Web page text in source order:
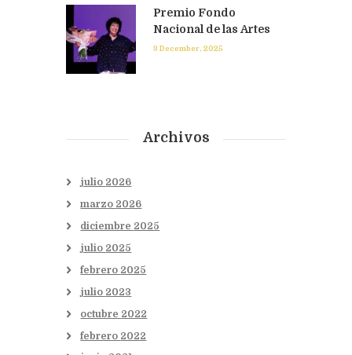
Premio Fondo
Nacional de las Artes
3 December, 2025
Archivos
julio 2026
marzo 2026
diciembre 2025
julio 2025
febrero 2025
julio 2023
octubre 2022
febrero 2022